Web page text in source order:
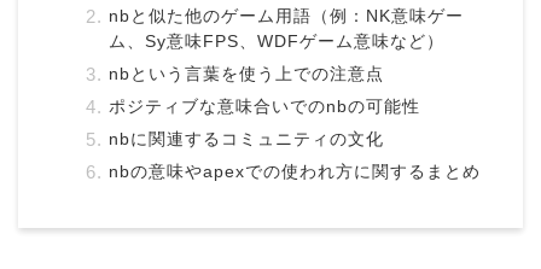
nbと似た他のゲーム用語（例：NK意味ゲー
ム、Sy意味FPS、WDFゲーム意味など）
nbという言葉を使う上での注意点
ポジティブな意味合いでのnbの可能性
nbに関連するコミュニティの文化
nbの意味やapexでの使われ方に関するまとめ